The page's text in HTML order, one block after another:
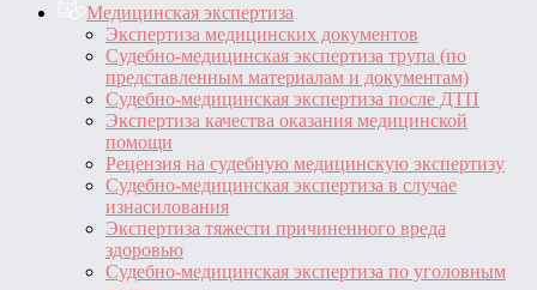
Медицинская экспертиза
Экспертиза медицинских документов
Судебно-медицинская экспертиза трупа (по
представленным материалам и документам)
Судебно-медицинская экспертиза после ДТП
Экспертиза качества оказания медицинской
помощи
Рецензия на судебную медицинскую экспертизу
Судебно-медицинская экспертиза в случае
изнасилования
Экспертиза тяжести причиненного вреда
здоровью
Судебно-медицинская экспертиза по уголовным